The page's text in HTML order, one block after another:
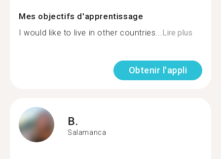
Mes objectifs d'apprentissage
I would like to live in other countries...Lire plus
Obtenir l'appli
B.
Salamanca